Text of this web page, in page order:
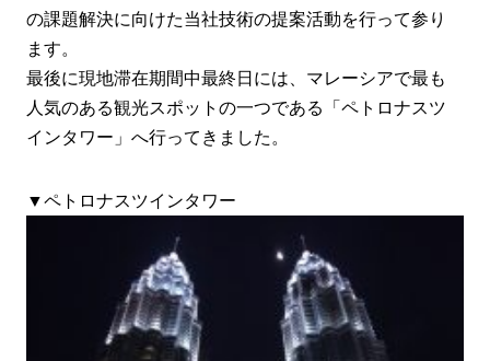
の課題解決に向けた当社技術の提案活動を行って参り
ます。
最後に現地滞在期間中最終日には、マレーシアで最も
人気のある観光スポットの一つである「ペトロナスツ
インタワー」へ行ってきました。
▼ペトロナスツインタワー